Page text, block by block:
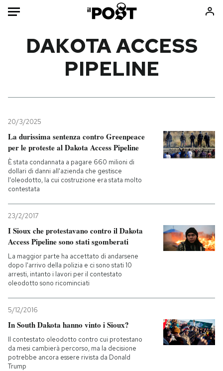
Mondo
Tecnologia
Internet
Cultura
Economia
Libri
Ok Boomer!
Altrecose
PODCAST
NEWSLETTER
I MIEI PREFERITI
SHOP
DAKOTA ACCESS
PIPELINE
20/3/2025
La durissima sentenza contro Greenpeace
per le proteste al Dakota Access Pipeline
È stata condannata a pagare 660 milioni di
dollari di danni all'azienda che gestisce
l'oleodotto, la cui costruzione era stata molto
contestata
23/2/2017
I Sioux che protestavano contro il Dakota
Access Pipeline sono stati sgomberati
La maggior parte ha accettato di andarsene
dopo l'arrivo della polizia e ci sono stati 10
arresti, intanto i lavori per il contestato
oleodotto sono ricominciati
5/12/2016
In South Dakota hanno vinto i Sioux?
Il contestato oleodotto contro cui protestano
da mesi cambierà percorso, ma la decisione
potrebbe ancora essere rivista da Donald
Trump